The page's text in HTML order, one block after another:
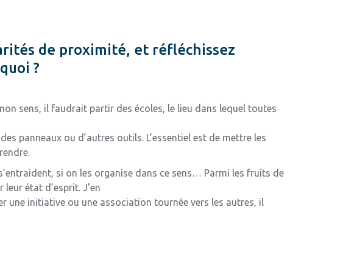
de proximité, et réfléchissez
?
sens, il faudrait partir des écoles, le lieu dans lequel toutes
panneaux ou d’autres outils. L’essentiel est de mettre les
si on les organise dans ce sens… Parmi les fruits de
état d’esprit. J’en
une initiative ou une association tournée vers les autres, il